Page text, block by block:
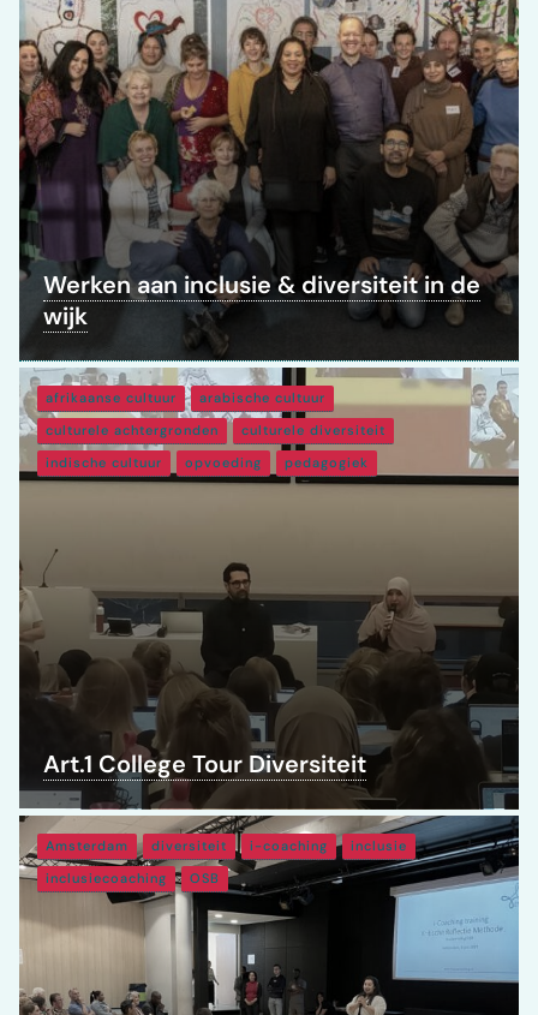
Werken aan inclusie & diversiteit in de
wijk
afrikaanse cultuur
arabische cultuur
culturele achtergronden
culturele diversiteit
indische cultuur
opvoeding pedagogiek
Art.1 College Tour Diversiteit
Amsterdam diversiteit i-coaching
inclusie
inclusiecoaching
OSB